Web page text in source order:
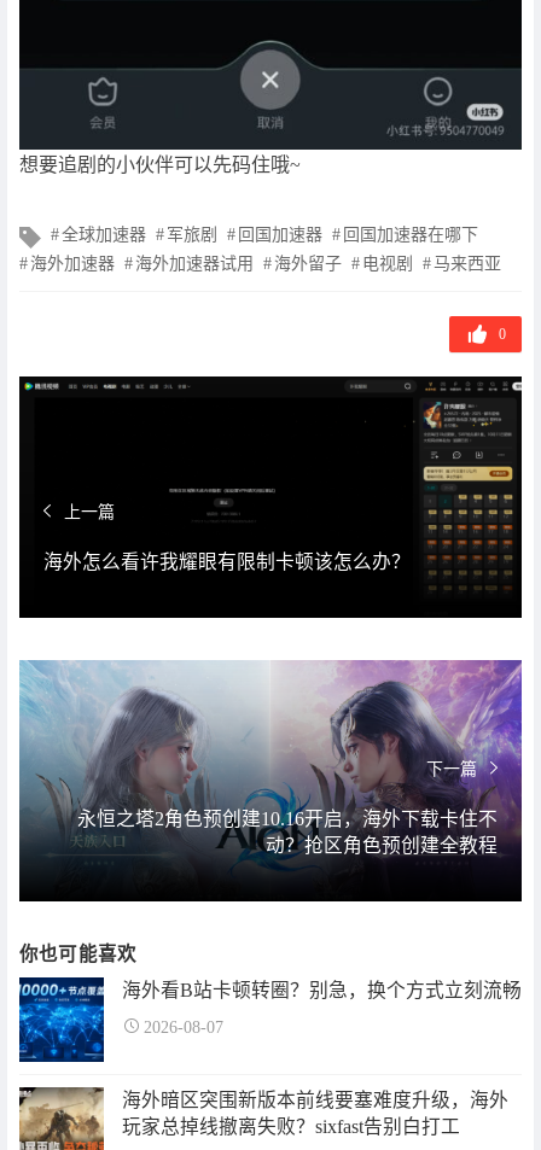
想要追剧的小伙伴可以先码住哦~
文
章
标
全球加速器 军旅剧 回国加速器
回国加速器在哪下
海外加速器
海外加速器试用 海外留子 电视剧 马来西亚
0
上一篇
海外怎么看许我耀眼有限制卡顿该怎么办？
下一篇
永恒之塔2角色预创建10.16开启，海外下载卡住不
动？抢区角色预创建全教程
你也可能喜欢
海外看B站卡顿转圈？别急，换个方式立刻流畅
2026-08-07
海外暗区突围新版本前线要塞难度升级，海外
玩家总掉线撤离失败？sixfast告别白打工